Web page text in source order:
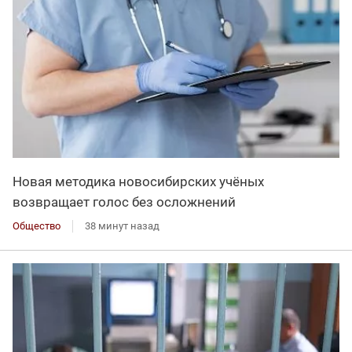
Новая методика новосибирских учёных
возвращает голос без осложнений
Общество 38 минут назад